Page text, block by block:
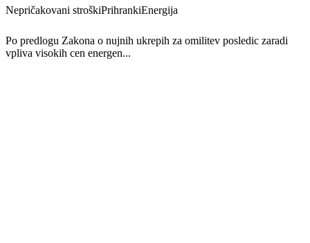
Nepričakovani stroškiPrihrankiEnergija
Po predlogu Zakona o nujnih ukrepih za omilitev posledic zaradi
vpliva visokih cen energen...